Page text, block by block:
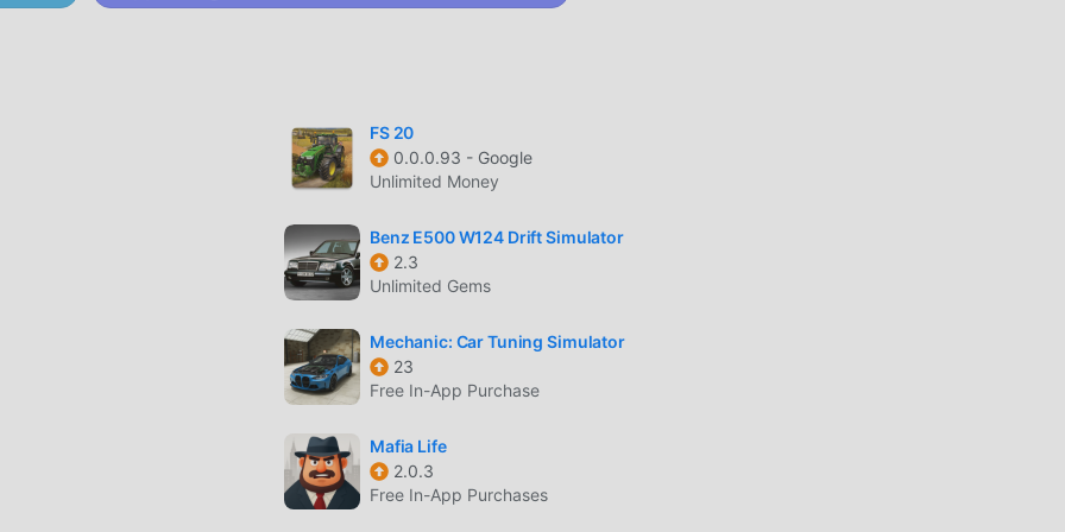
berbagai lingkungan kota yang menampilkan tikungan tajam dan
berkecepatan tinggi.
Anda melawan waktu untuk mencetak rekor baru di
kokpit, kap mesin, dan orang ketiga untuk mendapatkan
sentuh, kontrol miring (tilt), atau tombol di layar sesuai gaya
FS 20
0.0.0.93 - Google
Unlimited Money
Benz E500 W124 Drift Simulator
2.3
Unlimited Gems
Mechanic: Car Tuning Simulator
23
Free In-App Purchase
Mafia Life
2.0.3
Free In-App Purchases